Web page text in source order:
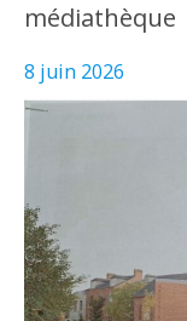
médiathèque
8 juin 2026